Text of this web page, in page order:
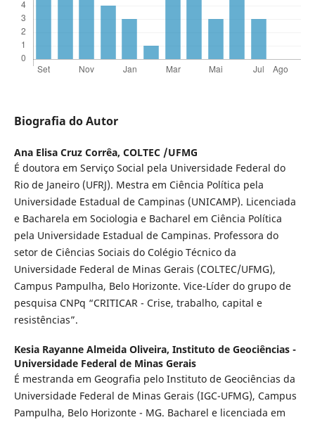
Biografia do Autor
Ana Elisa Cruz Corrêa, COLTEC /UFMG
É doutora em Serviço Social pela Universidade Federal do
Rio de Janeiro (UFRJ). Mestra em Ciência Política pela
Universidade Estadual de Campinas (UNICAMP). Licenciada
e Bacharela em Sociologia e Bacharel em Ciência Política
pela Universidade Estadual de Campinas. Professora do
setor de Ciências Sociais do Colégio Técnico da
Universidade Federal de Minas Gerais (COLTEC/UFMG),
Campus Pampulha, Belo Horizonte. Vice-Líder do grupo de
pesquisa CNPq “CRITICAR - Crise, trabalho, capital e
resistências”.
Kesia Rayanne Almeida Oliveira, Instituto de Geociências -
Universidade Federal de Minas Gerais
É mestranda em Geografia pelo Instituto de Geociências da
Universidade Federal de Minas Gerais (IGC-UFMG), Campus
Pampulha, Belo Horizonte - MG. Bacharel e licenciada em